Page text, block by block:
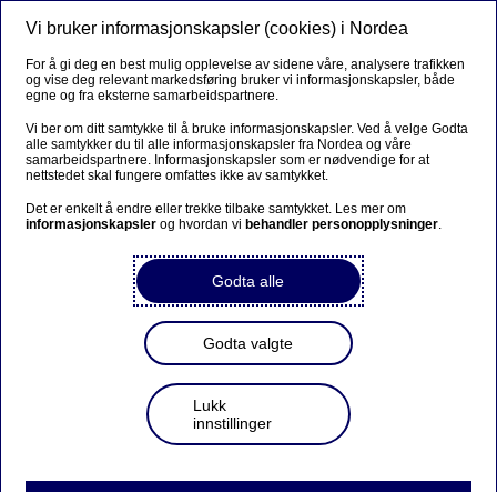
Vi bruker informasjonskapsler (cookies) i Nordea
For å gi deg en best mulig opplevelse av sidene våre, analysere trafikken
og vise deg relevant markedsføring bruker vi informasjonskapsler, både
egne og fra eksterne samarbeidspartnere.
Vi ber om ditt samtykke til å bruke informasjonskapsler. Ved å velge Godta
alle samtykker du til alle informasjonskapsler fra Nordea og våre
samarbeidspartnere. Informasjonskapsler som er nødvendige for at
nettstedet skal fungere omfattes ikke av samtykket.
Det er enkelt å endre eller trekke tilbake samtykket. Les mer om
informasjonskapsler og hvordan vi behandler personopplysninger.
Godta alle
Godta valgte
Lukk
innstillinger